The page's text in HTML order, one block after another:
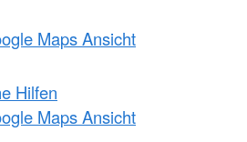
Maps Ansicht
Hilfen
Maps Ansicht